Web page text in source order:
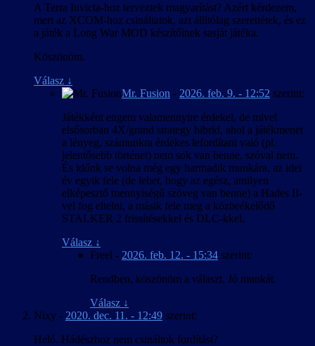
A Terra Invicta-hoz terveztek magyarítást? Azért kérdezem,
mert az XCOM-hoz csináltatok, azt állítólag szerettétek, és ez
a játék a Long War MOD készítőinek sasját játéka.
Köszönöm.
Válasz ↓
Mr. Fusion - 2026. feb. 9. - 12:52 szerint:
Játékként engem valamennyire érdekel, de mivel
elsősorban 4X/grand strategy hibrid, ahol a játékmenet
a lényeg, számunkra érdekes lefordítani való (pl.
jelentősebb történet) nem sok van benne, szóval nem.
És időnk se volna még egy harmadik munkára, az idei
év egyik fele (de lehet, hogy az egész, amilyen
elképesztő mennyiségű szöveg van benne) a Hades II-
vel fog eltelni, a másik fele meg a közbeékelődő
STALKER 2 frissítésekkel és DLC-kkel.
Válasz ↓
Freel - 2026. feb. 12. - 15:34 szerint:
Rendben, köszönöm a választ. Jó munkát.
Válasz ↓
Nixy - 2020. dec. 11. - 12:49 szerint:
Heló. Hádészhoz nem csináltok fordítást?